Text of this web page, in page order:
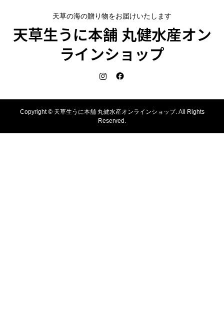
天草の海の贈り物をお届けいたします
天草生うに本舗 丸健水産オン
ラインショップ
Copyright ©天草生うに本舗 丸健水産オンラインショップ. All Rights
Reserved.